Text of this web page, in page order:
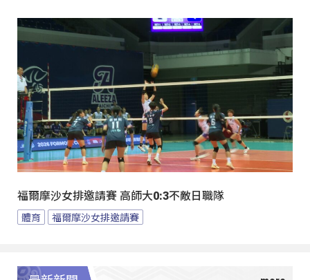
福爾摩沙女排邀請賽 高師大0:3不敵日職隊
體育 福爾摩沙女排邀請賽